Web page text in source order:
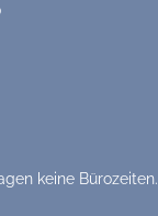
keine Bürozeiten.